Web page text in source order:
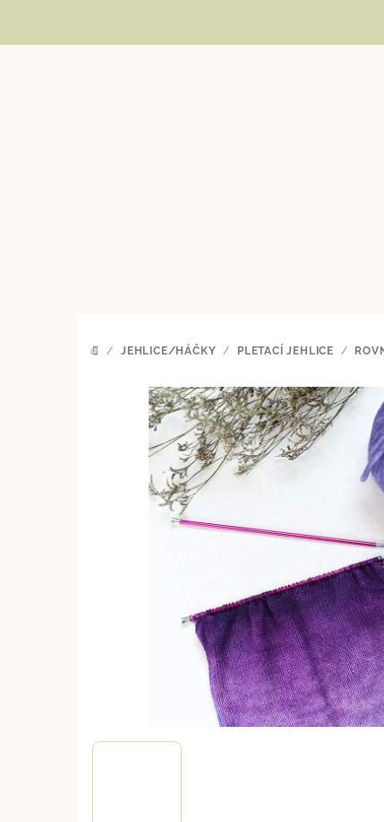
DOMŮ
/ JEHLICE/HÁČKY / PLETACÍ JEHLICE /